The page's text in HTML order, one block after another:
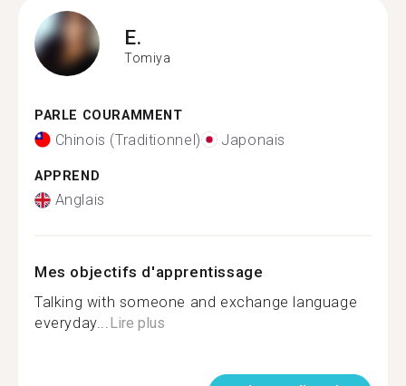
E.
Tomiya
PARLE COURAMMENT
Chinois (Traditionnel) Japonais
APPREND
Anglais
Mes objectifs d'apprentissage
Talking with someone and exchange language
everyday...Lire plus